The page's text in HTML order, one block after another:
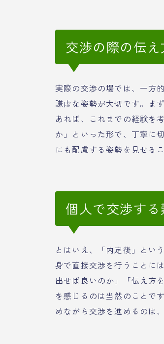
交渉の際の伝
実際の交渉の場では、一方
謙虚な姿勢が大切です。ま
あれば、これまでの経験を
か」といった形で、丁寧に
にも配慮する姿勢を見せる
個人で交渉す
とはいえ、「内定後」とい
身で直接交渉を行うことに
出せば良いのか」「伝え方
を感じるのは当然のことで
めながら交渉を進めるのは